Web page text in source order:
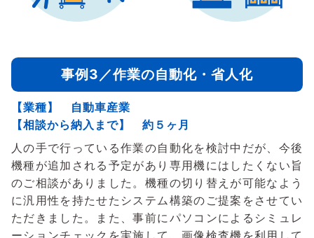
事例3／作業の自動化・省人化
【業種】 自動車産業
【相談から納入まで】 約５ヶ月
人の手で行っている作業の自動化を検討中だが、今後
機種が追加される予定があり専用機にはしたくない旨
のご相談がありました。機種の切り替えが可能なよう
に汎用性を持たせたシステム構築のご提案をさせてい
ただきました。また、事前にパソコンによるシミュレ
ーションチェックを実施して、画像検査機を利用して